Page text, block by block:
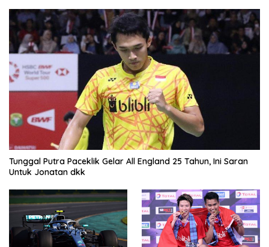
Tunggal Putra Paceklik Gelar All England 25 Tahun, Ini Saran
Untuk Jonatan dkk